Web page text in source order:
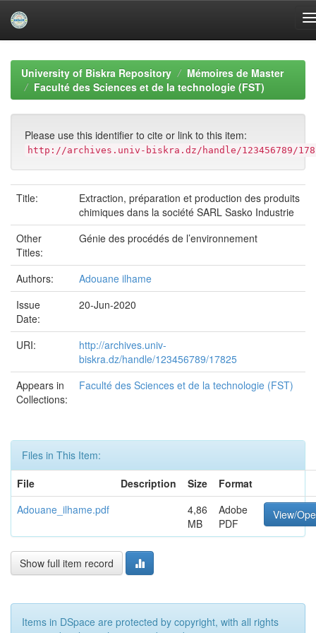
navigationUniversity of Biskra Repository
Mémoires de Master
Faculté des Sciences et de la technologie (FST)
Please use this identifier to cite or link to this item:
http://archives.univ-biskra.dz/handle/123456789/
Title:
Extraction, préparation et production des produits
chimiques dans la société SARL Sasko Industrie
Other
Titles:
Génie des procédés de l’environnement
Authors:
Adouane ilhame
Issue
Date:
20-Jun-2020
URI:
http://archives.univ-
biskra.dz/handle/123456789/17825
Appears in
Collections:
Faculté des Sciences et de la technologie (FST)
Files in This Item:
File
Description Size
Format
Adouane_ilhame.pdf
4,86
MB
Adobe
PDF
View/
Show full item record
Items in DSpace are protected by copyright, with all rights